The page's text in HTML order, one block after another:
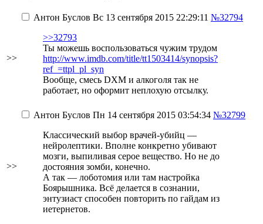
>>
Антон Буслов Вс 13 сентября 2015 22:29:11 №32794
>>32793
Ты можешь воспользоваться чужим трудом
http://www.imdb.com/title/tt1503414/synopsis?
ref_=ttpl_pl_syn
Вообще, смесь DXM и алкоголя так не
работает, но оформит неплохую отсылку.
>>
Антон Буслов Пн 14 сентября 2015 03:54:34 №32799
Классический выбор врачей-убийц —
нейролептики. Вполне конкретно убивают
мозги, выпиливая серое вещество. Но не до
достояния зомби, конечно.
А так — лоботомия или там настройка
Боярышника. Всё делается в сознании,
энтузиаст способен повторить по гайдам из
иетернетов.